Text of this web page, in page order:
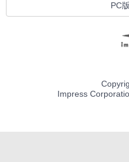
PC
Impress